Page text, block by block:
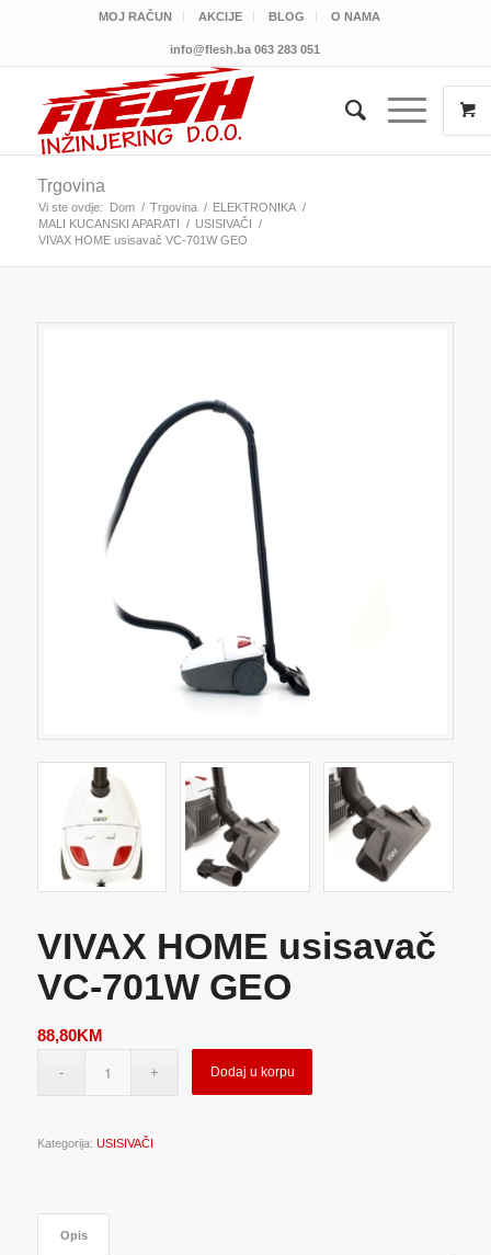
MOJ RAČUN AKCIJE BLOG O NAMA
info@flesh.ba 063 283 051
Trgovina
Vi ste ovdje: Dom / Trgovina / ELEKTRONIKA /
MALI KUCANSKI APARATI / USISIVAČI /
VIVAX HOME usisavač VC-701W GEO
VIVAX HOME usisavač
VC-701W GEO
88,80KM
Dodaj u korpu
Kategorija: USISIVAČI
Opis